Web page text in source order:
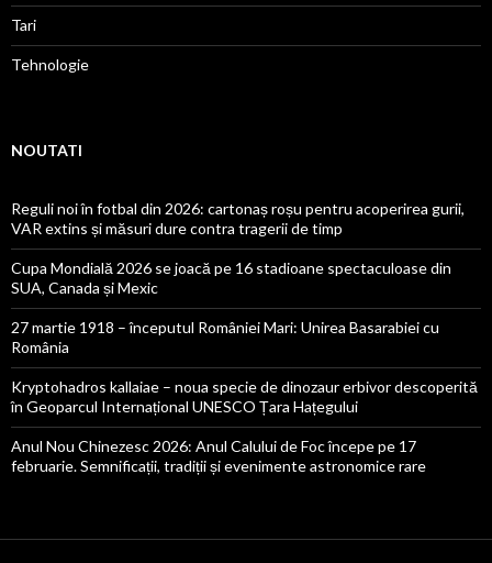
Tari
Tehnologie
NOUTATI
Reguli noi în fotbal din 2026: cartonaș roșu pentru acoperirea gurii,
VAR extins și măsuri dure contra tragerii de timp
Cupa Mondială 2026 se joacă pe 16 stadioane spectaculoase din
SUA, Canada și Mexic
27 martie 1918 – începutul României Mari: Unirea Basarabiei cu
România
Kryptohadros kallaiae – noua specie de dinozaur erbivor descoperită
în Geoparcul Internațional UNESCO Țara Hațegului
Anul Nou Chinezesc 2026: Anul Calului de Foc începe pe 17
februarie. Semnificații, tradiții și evenimente astronomice rare